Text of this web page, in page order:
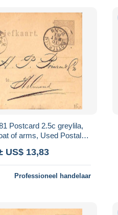
of arms, Used Postal
US$ 13,83
Professioneel handelaar